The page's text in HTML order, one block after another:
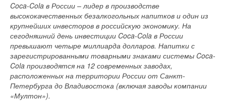
Coca-Cola в России – лидер в производстве
высококачественных безалкогольных напитков и один из
крупнейших инвесторов в российскую экономику. На
сегодняшний день инвестиции Coca-Cola в России
превышают четыре миллиарда долларов. Напитки с
зарегистрированными товарными знаками системы Coca-
Cola производятся на 12 современных заводах,
расположенных на территории России от Санкт-
Петербурга до Владивостока (включая заводы компании
«Мултон»).